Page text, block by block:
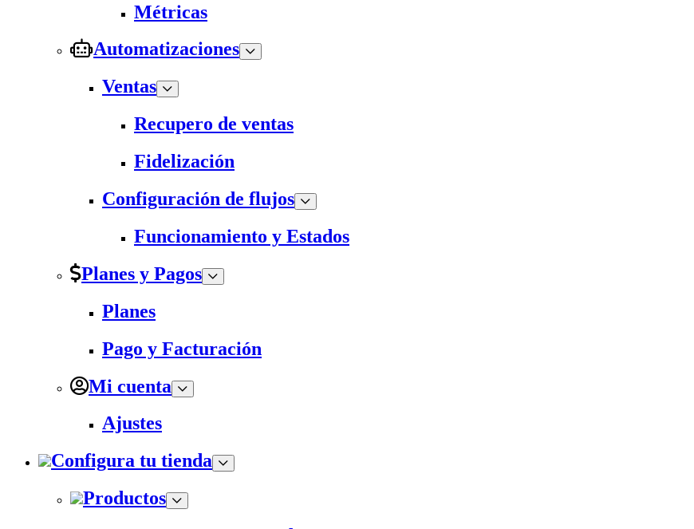
Métricas
Automatizaciones
Ventas
Recupero de ventas
Fidelización
Configuración de flujos
Funcionamiento y Estados
Planes y Pagos
Planes
Pago y Facturación
Mi cuenta
Ajustes
Configura tu tienda
Productos